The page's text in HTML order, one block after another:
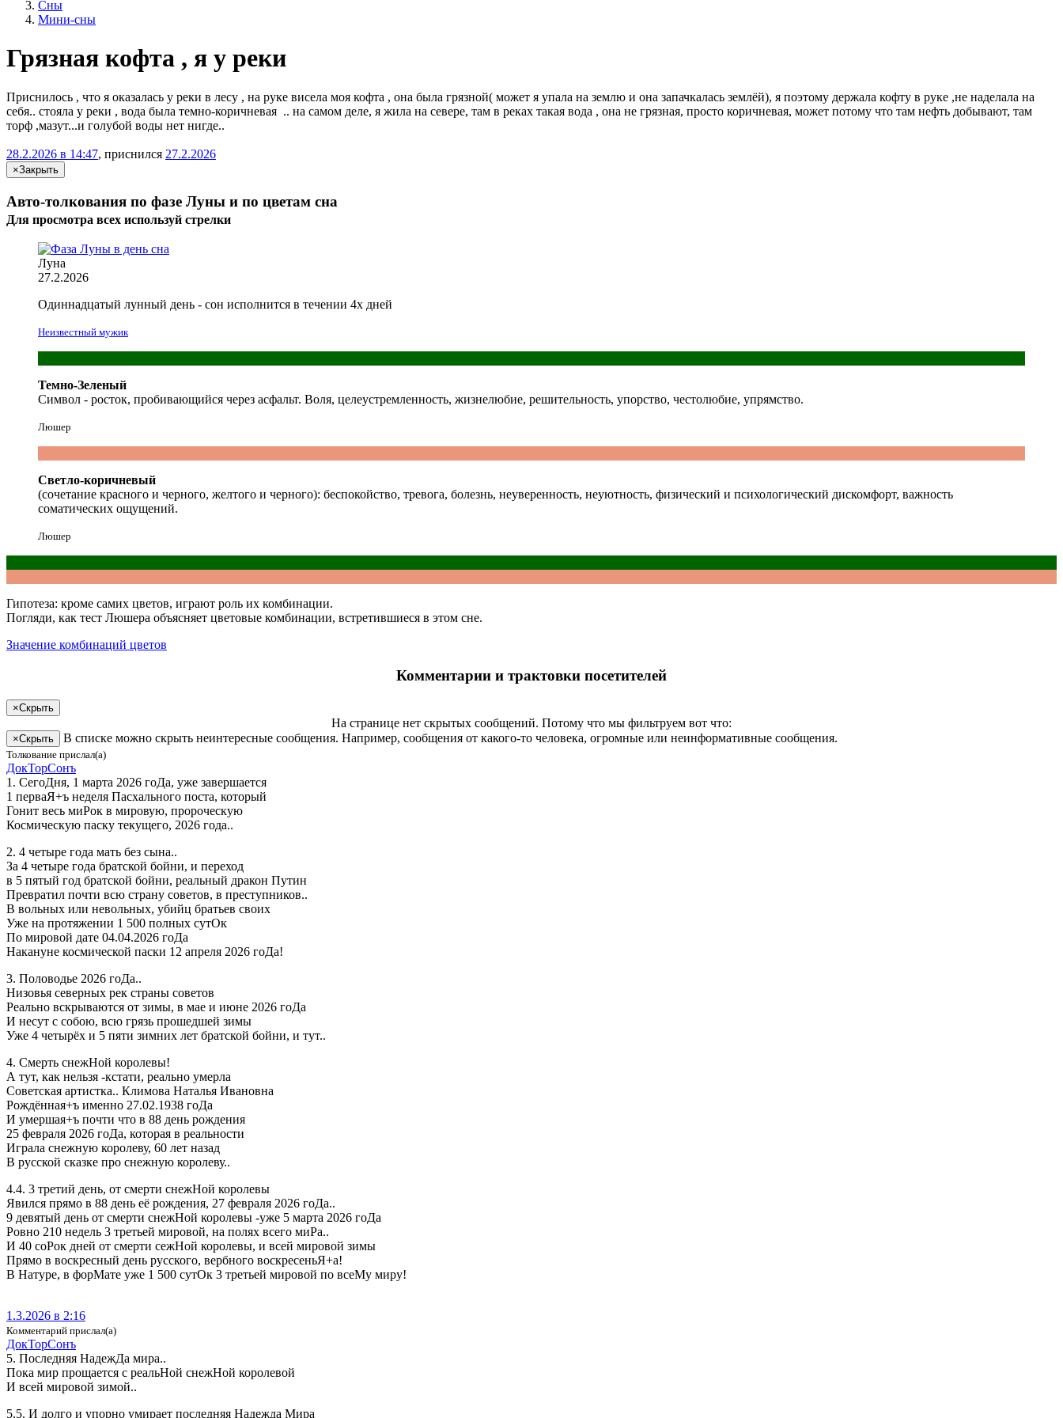
Сны
Мини-сны
Грязная кофта , я у реки
Приснилось , что я оказалась у реки в лесу , на руке висела моя кофта , она была грязной( может я упала на землю и она запачкалась землёй), я поэтому держала кофту в руке ,не наделала на
себя.. стояла у реки , вода была темно-коричневая .. на самом деле, я жила на севере, там в реках такая вода , она не грязная, просто коричневая, может потому что там нефть добывают, там
торф ,мазут...и голубой воды нет нигде..
28.2.2026 в 14:47, приснился 27.2.2026
×Закрыть
Авто-толкования по фазе Луны и по цветам сна
Для просмотра всех используй стрелки
Луна
27.2.2026
Одиннадцатый лунный день - сон исполнится в течении 4х дней
Неизвестный мужик
Темно-Зеленый
Символ - росток, пробивающийся через асфальт. Воля, целеустремленность, жизнелюбие, решительность, упорство, честолюбие, упрямство.
Люшер
Светло-коричневый
(сочетание красного и черного, желтого и черного): беспокойство, тревога, болезнь, неуверенность, неуютность, физический и психологический дискомфорт, важность
соматических ощущений.
Люшер
Гипотеза: кроме самих цветов, играют роль их комбинации.
Погляди, как тест Люшера объясняет цветовые комбинации, встретившиеся в этом сне.
Значение комбинаций цветов
Комментарии и трактовки посетителей
×Скрыть
На странице нет скрытых сообщений. Потому что мы фильтруем вот что:
×Скрыть В списке можно скрыть неинтересные сообщения. Например, сообщения от какого-то человека, огромные или неинформативные сообщения.
Толкование прислал(а)
Док­ТорСонъ
1. СегоДня, 1 марта 2026 гоДа, уже завершается
1 перваЯ+ъ неделя Пасхального поста, который
Гонит весь миРок в мировую, пророческую
Космическую паску текущего, 2026 года..
2. 4 четыре года мать без сына..
За 4 четыре года братской бойни, и переход
в 5 пятый год братской бойни, реальный дракон Путин
Превратил почти всю страну советов, в преступников..
В вольных или невольных, убийц братьев своих
Уже на протяжении 1 500 полных сутОк
По мировой дате 04.04.2026 гоДа
Накануне космической паски 12 апреля 2026 гоДа!
3. Половодье 2026 гоДа..
Низовья северных рек страны советов
Реально вскрываются от зимы, в мае и июне 2026 гоДа
И несут с собою, всю грязь прошедшей зимы
Уже 4 четырёх и 5 пяти зимних лет братской бойни, и тут..
4. Смерть снежНой королевы!
А тут, как нельзя -кстати, реально умерла
Советская артистка.. Климова Наталья Ивановна
Рождённая+ъ именно 27.02.1938 гоДа
И умершая+ъ почти что в 88 день рождения
25 февраля 2026 гоДа, которая в реальности
Играла снежную королеву, 60 лет назад
В русской сказке про снежную королеву..
4.4. 3 третий день, от смерти снежНой королевы
Явился прямо в 88 день её рождения, 27 февраля 2026 гоДа..
9 девятый день от смерти снежНой королевы -уже 5 марта 2026 гоДа
Ровно 210 недель 3 третьей мировой, на полях всего миРа..
И 40 соРок дней от смерти сежНой королевы, и всей мировой зимы
Прямо в воскресный день русского, вербного воскресеньЯ+а!
В Натуре, в форМате уже 1 500 сутОк 3 третьей мировой по всеМу миру!
1.3.2026 в 2:16
Комментарий прислал(а)
Док­ТорСонъ
5. Последняя НадежДа мира..
Пока мир прощается с реальНой снежНой королевой
И всей мировой зимой..
5.5. И долго и упорно умирает последняя Надежда Мира